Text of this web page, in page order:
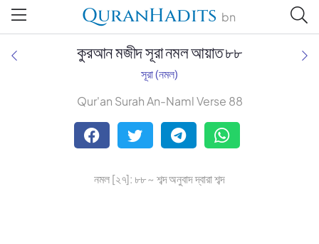
QuranHadits bn
Tafsir Ahsanul Bayaan
Tafsir Abu Bakr Zakaria
Tafsir Bayaan Foundation
কুরআন মজীদ সূরা নমল আয়াত ৮৮
সূরা (নমল)
Qur'an Surah An-Naml Verse 88
নমল [২৭]: ৮৮ ~ শব্দ অনুবাদ দ্বারা শব্দ